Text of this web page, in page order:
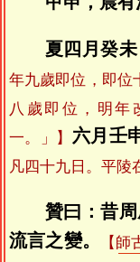
夏四月癸未
年九歲即位，即位
八歲即位，明年
一。」】 六月壬
凡四十九日。平陵
贊曰：昔
流言之變。
【 師